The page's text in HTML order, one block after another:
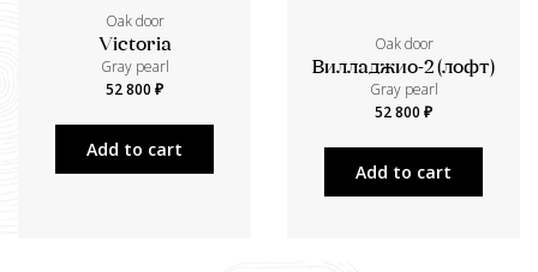
Oak door
Victoria
Gray pearl
52 800 ₽
Add to cart
Oak door
Вилладжио-2 (лофт)
Gray pearl
52 800 ₽
Add to cart